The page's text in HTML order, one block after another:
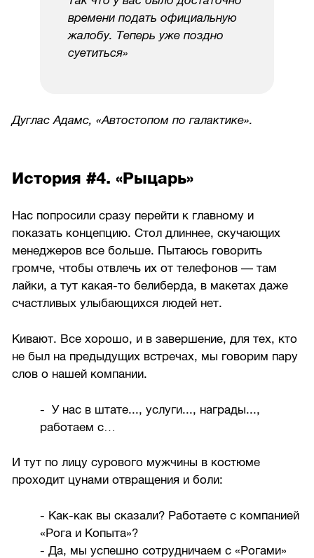
времени подать официальную
жалобу. Теперь уже поздно
суетиться»
Дуглас Адамс, «Автостопом по галактике».
История #4. «Рыцарь»
Нас попросили сразу перейти к главному и
показать концепцию. Стол длиннее, скучающих
менеджеров все больше. Пытаюсь говорить
громче, чтобы отвлечь их от телефонов — там
лайки, а тут какая-то белиберда, в макетах даже
счастливых улыбающихся людей нет.
Кивают. Все хорошо, и в завершение, для тех, кто
не был на предыдущих встречах, мы говорим пару
слов о нашей компании.
- У нас в штате..., услуги..., награды...,
работаем с…
И тут по лицу сурового мужчины в костюме
проходит цунами отвращения и боли:
- Как-как вы сказали? Работаете с компанией
«Рога и Копыта»?
- Да, мы успешно сотрудничаем с «Рогами»